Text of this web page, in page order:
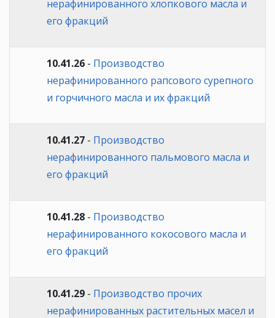
нерафинированного хлопкового масла и
его фракций
10.41.26 - Производство
нерафинированного рапсового сурепного
и горчичного масла и их фракций
10.41.27 - Производство
нерафинированного пальмового масла и
его фракций
10.41.28 - Производство
нерафинированного кокосового масла и
его фракций
10.41.29 - Производство прочих
нерафинированных растительных масел и